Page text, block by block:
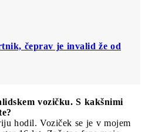
čeprav je invalid že od
vozičku. S kakšnimi
hodil. Voziček se je v mojem